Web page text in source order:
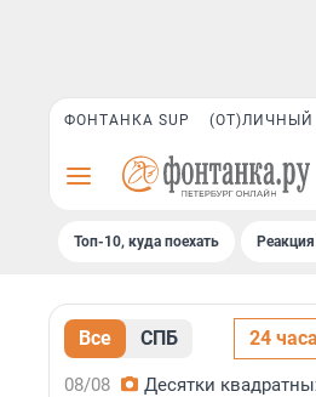
ФОНТАНКА SUP (ОТ)ЛИЧНЫЙ
Топ-10, куда поехать
Все СПБ 24 часа
08/08
Десятки